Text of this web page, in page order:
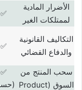
الأضرار المادية
لممتلكات الغير
✅
التكاليف القانونية
والدفاع القضائي
✅
سحب المنتج من
السوق
(Product
✅
(